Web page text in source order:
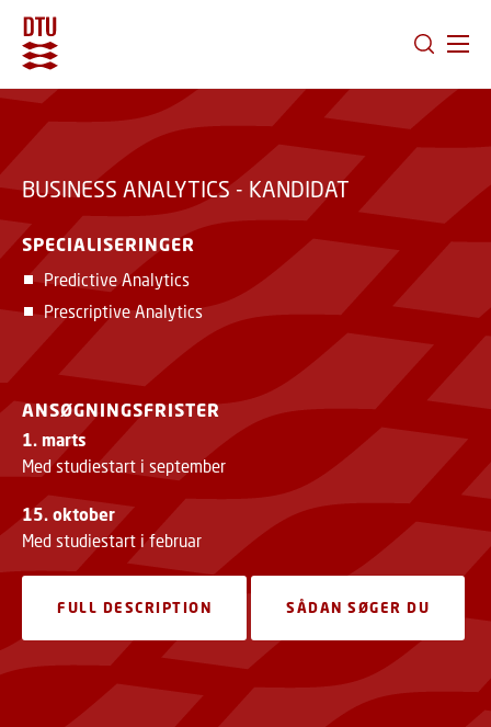
BUSINESS ANALYTICS - KANDIDAT
SPECIALISERINGER
Predictive Analytics
Prescriptive Analytics
ANSØGNINGSFRISTER
1. marts
Med studiestart i september
15. oktober
Med studiestart i februar
FULL DESCRIPTION SÅDAN SØGER DU